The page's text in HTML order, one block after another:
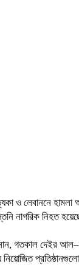
ও লেবাননে
নাগরিক নিহত
গতকাল দেইর
নিয়োজিত